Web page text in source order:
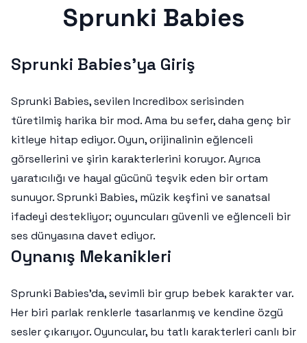
Sprunki Babies
Sprunki Babies'ya Giriş
Sprunki Babies, sevilen Incredibox serisinden
türetilmiş harika bir mod. Ama bu sefer, daha genç bir
kitleye hitap ediyor. Oyun, orijinalinin eğlenceli
görsellerini ve şirin karakterlerini koruyor. Ayrıca
yaratıcılığı ve hayal gücünü teşvik eden bir ortam
sunuyor. Sprunki Babies, müzik keşfini ve sanatsal
ifadeyi destekliyor; oyuncuları güvenli ve eğlenceli bir
ses dünyasına davet ediyor.
Oynanış Mekanikleri
Sprunki Babies'da, sevimli bir grup bebek karakter var.
Her biri parlak renklerle tasarlanmış ve kendine özgü
sesler çıkarıyor. Oyuncular, bu tatlı karakterleri canlı bir